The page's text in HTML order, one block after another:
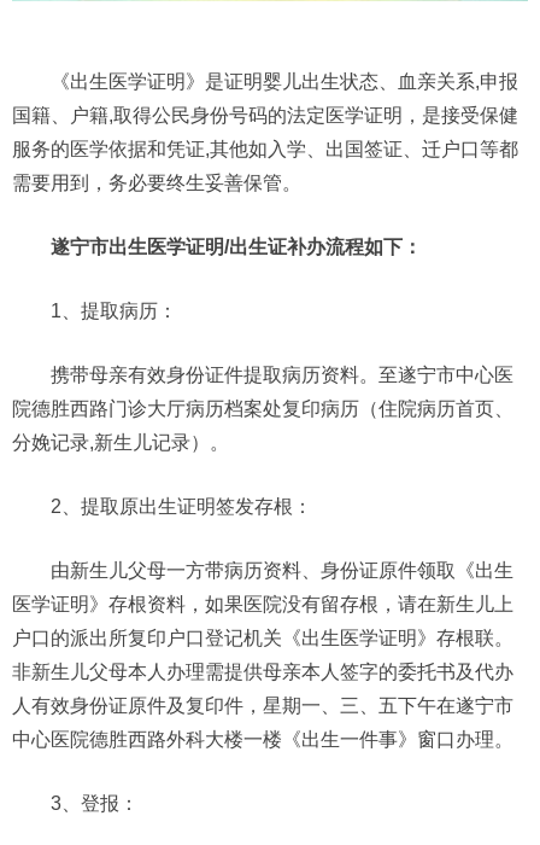
《出生医学证明》是证明婴儿出生状态、血亲关系,申报
国籍、户籍,取得公民身份号码的法定医学证明，是接受保健
服务的医学依据和凭证,其他如入学、出国签证、迁户口等都
需要用到，务必要终生妥善保管。
遂宁市出生医学证明/出生证补办流程如下：
1、提取病历：
携带母亲有效身份证件提取病历资料。至遂宁市中心医
院德胜西路门诊大厅病历档案处复印病历（住院病历首页、
分娩记录,新生儿记录）。
2、提取原出生证明签发存根：
由新生儿父母一方带病历资料、身份证原件领取《出生
医学证明》存根资料，如果医院没有留存根，请在新生儿上
户口的派出所复印户口登记机关《出生医学证明》存根联。
非新生儿父母本人办理需提供母亲本人签字的委托书及代办
人有效身份证原件及复印件，星期一、三、五下午在遂宁市
中心医院德胜西路外科大楼一楼《出生一件事》窗口办理。
3、登报：